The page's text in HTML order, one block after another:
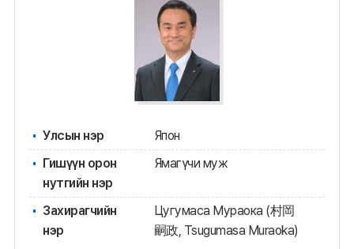
Улсын нэр
Япон
Гишүүн орон
нутгийн нэр
Ямагүчи муж
Захирагчийн
нэр
Цугумаса Мураока (村岡
嗣政, Tsugumasa Muraoka)